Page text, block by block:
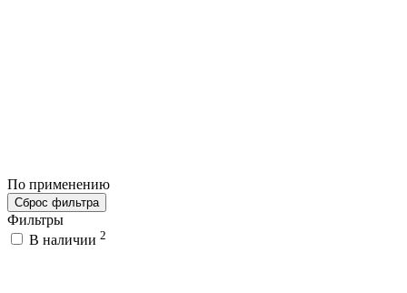
По применению
Сброс фильтра
Фильтры
В наличии 2